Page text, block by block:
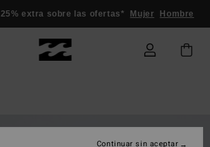
25% extra sobre las ofertas* Mujer Hombre
Continuar sin aceptar